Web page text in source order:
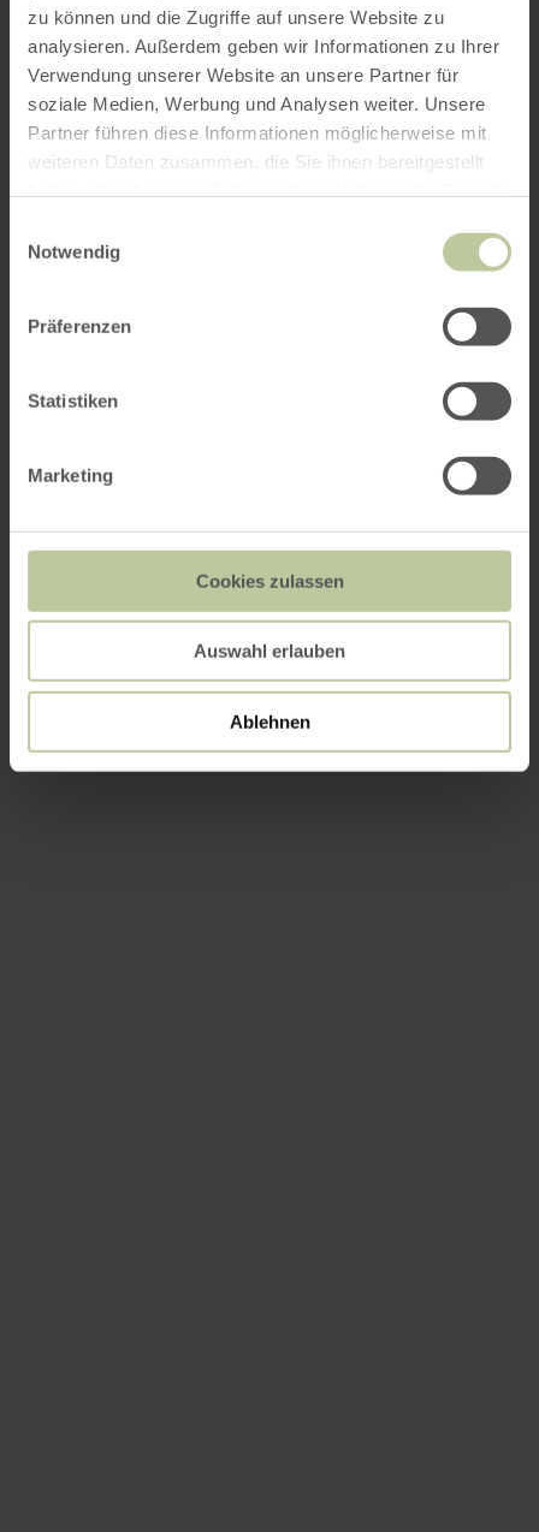
zu können und die Zugriffe auf unsere Website zu
analysieren. Außerdem geben wir Informationen zu Ihrer
Verwendung unserer Website an unsere Partner für
soziale Medien, Werbung und Analysen weiter. Unsere
Partner führen diese Informationen möglicherweise mit
weiteren Daten zusammen, die Sie ihnen bereitgestellt
Notwendig
Präferenzen
Statistiken
Marketing
Cookies zulassen
Auswahl erlauben
Ablehnen